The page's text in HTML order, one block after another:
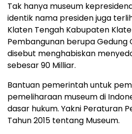
Tak hanya museum
identik nama presiden juga
Klaten Tengah Kabupaten
Pembangunan berupa Gedung
disebut menghabiskan
sebesar 90 Milliar.
Bantuan pemerintah untuk
pemeliharaan museum di
dasar hukum. Yakni Peraturan
Tahun 2015 tentang Museum.